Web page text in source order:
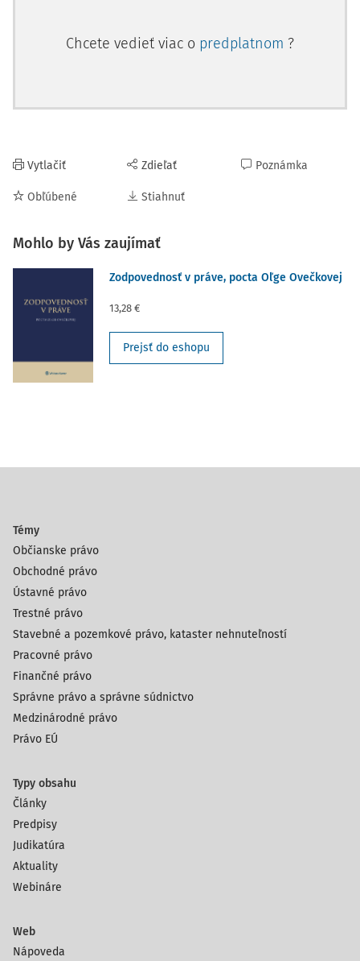
Chcete vedieť viac o predplatnom ?
Vytlačiť
Obľúbené
Zdieľať
Stiahnuť
Poznámka
Mohlo by Vás zaujímať
Zodpovednosť v práve, pocta Oľge Ovečkovej
13,28 €
Prejsť do eshopu
Témy
Občianske právo
Obchodné právo
Ústavné právo
Trestné právo
Stavebné a pozemkové právo, kataster nehnuteľností
Pracovné právo
Finančné právo
Správne právo a správne súdnictvo
Medzinárodné právo
Právo EÚ
Typy obsahu
Články
Predpisy
Judikatúra
Aktuality
Webináre
Web
Nápoveda